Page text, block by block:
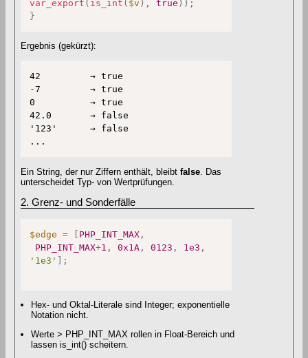
var_export ( is_int ( $v ) , true ) ) ;
}
Ergebnis (gekürzt):
42         → true
-7         → true
0          → true
42.0       → false
'123'      → false
...
Ein String, der nur Ziffern enthält, bleibt false . Das
unterscheidet Typ- von Wertprüfungen.
2. Grenz- und Sonderfälle
$edge = PHP_INT_MAX ,
PHP_INT_MAX+1 , 0x1A , 0123 , 1e3 ,
'1e3'
;
Hex- und Oktal-Literale sind Integer; exponentielle
Notation nicht.
Werte > PHP_INT_MAX rollen in Float-Bereich und
lassen is_int() scheitern.